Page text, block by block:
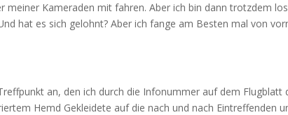
Kameraden mit fahren. Aber ich bin dann trotzdem
hat es sich gelohnt? Aber ich fange am Besten mal von
an, den ich durch die Infonummer auf dem Flugblatt
Hemd Gekleidete auf die nach und nach Eintreffenden